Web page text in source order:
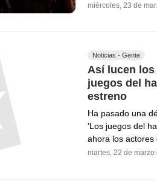
miércoles, 23 de
Noticias - Gente
Así lucen
juegos del
estreno
Ha pasado una
'Los juegos del
ahora los
martes, 22 de marzo